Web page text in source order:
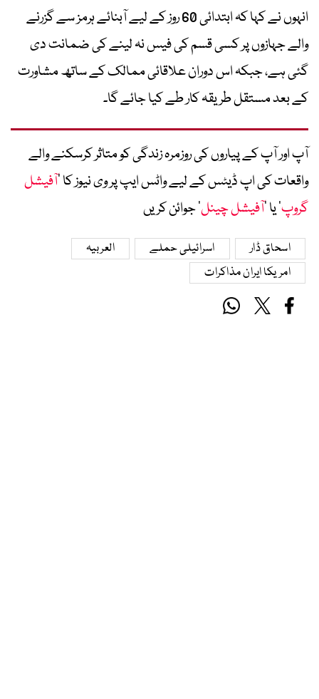
انہوں نے کہا کہ ابتدائی 60 روز کے لیے آبنائے ہرمز سے گزرنے
والے جہازوں پر کسی قسم کی فیس نہ لینے کی ضمانت دی
گئی ہے، جبکہ اس دوران علاقائی ممالک کے ساتھ مشاورت
کے بعد مستقل طریقہ کار طے کیا جائے گا۔
آپ اور آپ کے پیاروں کی روزمرہ زندگی کو متاثر کرسکنے والے
واقعات کی اپ ڈیٹس کے لیے واٹس ایپ پر وی نیوز کا ’آفیشل
گروپ‘ یا ’آفیشل چینل‘ جوائن کریں
اسحاق ڈار اسرائیلی حملے
العربیہ
امریکا ایران مذاکرات